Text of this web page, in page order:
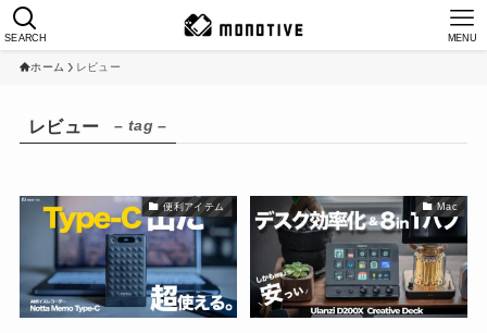
SEARCH MENU
ホーム レビュー
レビュー – tag –
便利アイテム Mac